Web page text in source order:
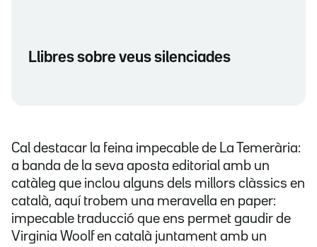
Llibres sobre veus silenciades
Cal destacar la feina impecable de La Temerària:
a banda de la seva aposta editorial amb un
catàleg que inclou alguns dels millors clàssics en
català, aquí trobem una meravella en paper:
impecable traducció que ens permet gaudir de
Virginia Woolf en català juntament amb un